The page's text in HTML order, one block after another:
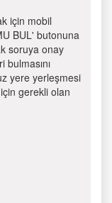
için mobil
BUL' butonuna
soruya onay
yere yerleşmesi
için gerekli olan